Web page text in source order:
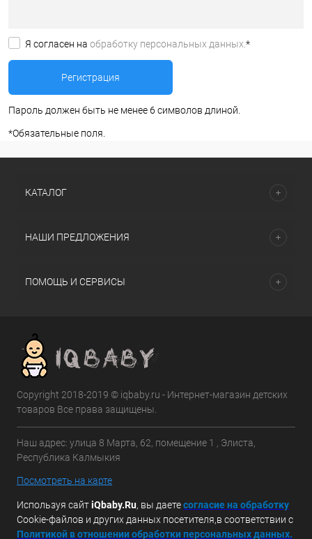
Я согласен на обработку персональных данных. *
Пароль должен быть не менее 6 символов длиной.
*Обязательные поля.
КАТАЛОГ
НАШИ ПРЕДЛОЖЕНИЯ
ПОМОЩЬ И СЕРВИСЫ
Copyright 2018-2019 © iqbaby.ru - Интернет-магазин детских
товаров Все права защищены.
Наш адрес: улица 8 Марта, 62, помещение 1 , Элиста,
Республика Калмыкия
Посмотреть на карте
Используя сайтiQbaby.Ru, вы даетесогласие на обработку
Cookie-файлов и других данных посетителя,в соответствии с
Политикой в отношении обработки персональных данных.